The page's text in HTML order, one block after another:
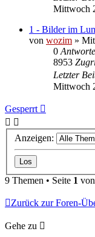
Mittwoch
1 - Bilder im
von wozim »
0
8953
Letzter
Mittwoch
Gesperrt
Anzeigen:
9 Themen • Seite 1 von
Zurück zur Foren-
Gehe zu